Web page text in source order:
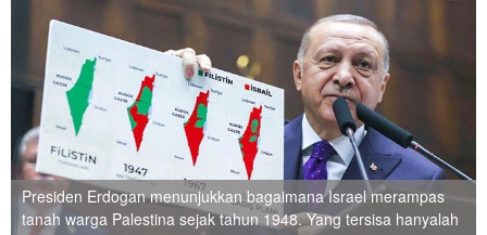
Presiden Erdogan menunjukkan bagaimana Israel merampas
tanah warga Palestina sejak tahun 1948. Yang tersisa hanyalah